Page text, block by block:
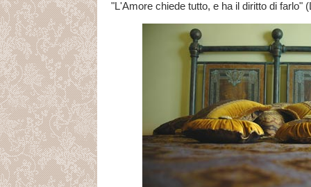
"L'Amore chiede tutto, e ha il diritto di farlo"